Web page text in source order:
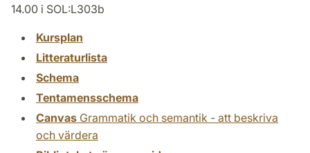
14.00 i SOL:L303b
Kursplan
Litteraturlista
Schema
Tentamensschema
Canvas Grammatik och semantik - att beskriva
och värdera